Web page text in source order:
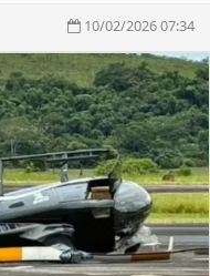
10/02/2026 07:34